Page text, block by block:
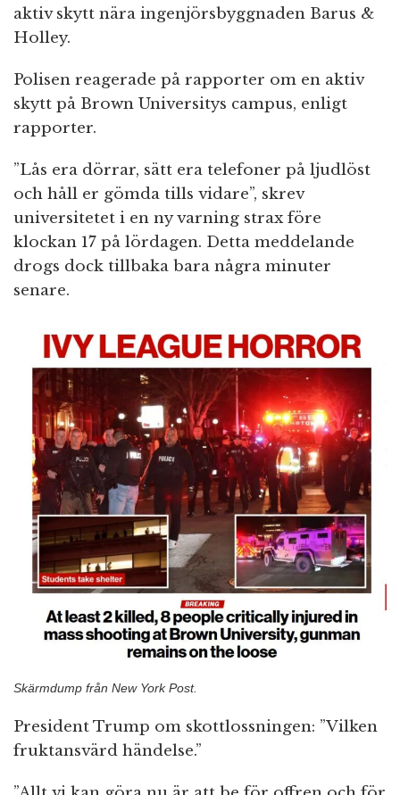
aktiv skytt nära ingenjörsbyggnaden Barus &
Holley.
Polisen reagerade på rapporter om en aktiv
skytt på Brown Universitys campus, enligt
rapporter.
”Lås era dörrar, sätt era telefoner på ljudlöst
och håll er gömda tills vidare”, skrev
universitetet i en ny varning strax före
klockan 17 på lördagen. Detta meddelande
drogs dock tillbaka bara några minuter
senare.
Skärmdump från New York Post.
President Trump om skottlossningen: ”Vilken
fruktansvärd händelse.”